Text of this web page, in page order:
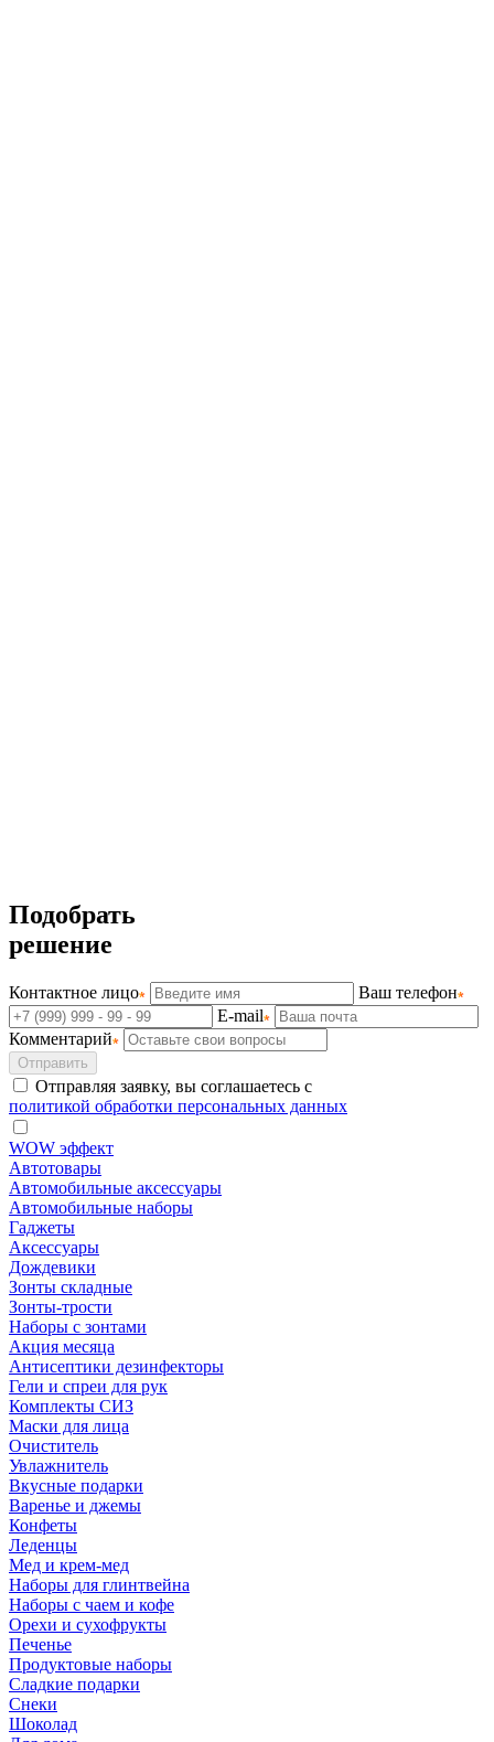
Подобрать
решение
Контактное лицо
Ваш телефон
E-mail
Комментарий
Отправить
Отправляя заявку, вы соглашаетесь с
политикой обработки персональных данных
WOW эффект
Автотовары
Автомобильные аксессуары
Автомобильные наборы
Гаджеты
Аксессуары
Дождевики
Зонты складные
Зонты-трости
Наборы с зонтами
Акция месяца
Антисептики дезинфекторы
Гели и спреи для рук
Комплекты СИЗ
Маски для лица
Очиститель
Увлажнитель
Вкусные подарки
Варенье и джемы
Конфеты
Леденцы
Мед и крем-мед
Наборы для глинтвейна
Наборы с чаем и кофе
Орехи и сухофрукты
Печенье
Продуктовые наборы
Сладкие подарки
Снеки
Шоколад